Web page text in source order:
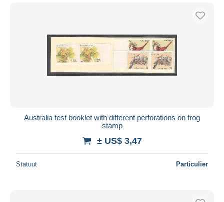
Australia test booklet with different perforations on frog
stamp
± US$ 3,47
Statuut Particulier